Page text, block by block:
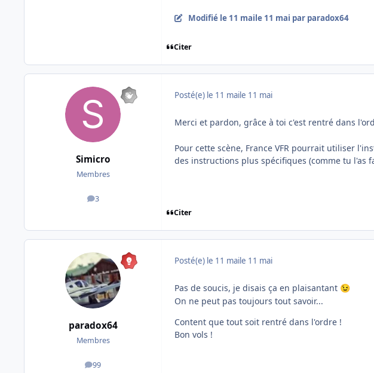
Modifié le 11 maile 11 mai par paradox64
Citer
Simicro
Membres
3
messages
Posté(e) le 11 maile 11 mai
Merci et pardon, grâce à toi c'est rentré dans
Pour cette scène, France VFR pourrait utiliser
des instructions plus spécifiques (comme tu l'as
Citer
paradox64
Membres
99
messages
Posté(e) le 11 maile 11 mai
Pas de soucis, je disais ça en plaisantant 😉
On ne peut pas toujours tout savoir...
Content que tout soit rentré dans l'ordre !
Bon vols !